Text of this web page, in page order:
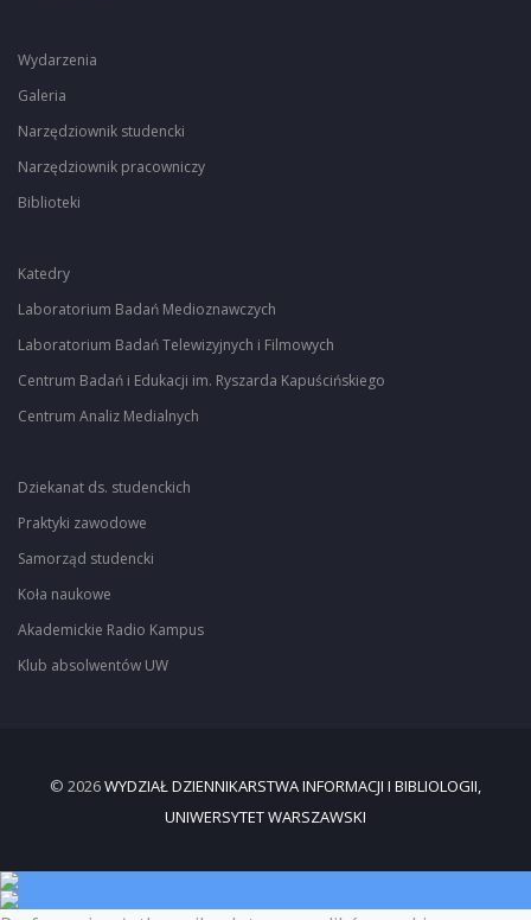
Wydarzenia
Galeria
Narzędziownik studencki
Narzędziownik pracowniczy
Biblioteki
Katedry
Laboratorium Badań Medioznawczych
Laboratorium Badań Telewizyjnych i Filmowych
Centrum Badań i Edukacji im. Ryszarda Kapuścińskiego
Centrum Analiz Medialnych
Dziekanat ds. studenckich
Praktyki zawodowe
Samorząd studencki
Koła naukowe
Akademickie Radio Kampus
Klub absolwentów UW
© 2026WYDZIAŁ DZIENNIKARSTWA INFORMACJI I BIBLIOLOGII,
UNIWERSYTET WARSZAWSKI